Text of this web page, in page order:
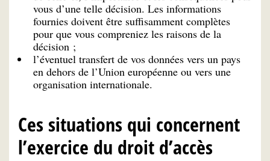
vous d’une telle décision. Les informations
fournies doivent être suffisamment complètes
pour que vous compreniez les raisons de la
décision ;
l’éventuel transfert de vos données vers un pays
en dehors de l’Union européenne ou vers une
organisation internationale.
Ces situations qui concernent
l’exercice du droit d’accès